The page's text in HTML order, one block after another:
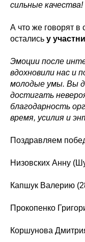
сильные качества!
А что же говорят в
остались у
Эмоции после
вдохновили нас и
молодые умы. Вы
достигать
благодарность
время, усилия и
Поздравляем
Низовских Анну
Капшук Валерию
Прокопенко
Коршунова